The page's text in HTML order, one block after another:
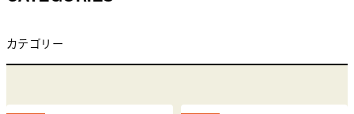
カテゴリー